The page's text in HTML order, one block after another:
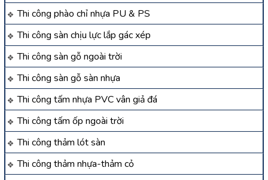
Thi công phào chỉ nhựa PU & PS
Thi công sàn chịu lực lắp gác xép
Thi công sàn gỗ ngoài trời
Thi công sàn gỗ sàn nhựa
Thi công tấm nhựa PVC vân giả đá
Thi công tấm ốp ngoài trời
Thi công thảm lót sàn
Thi công thảm nhựa-thảm cỏ